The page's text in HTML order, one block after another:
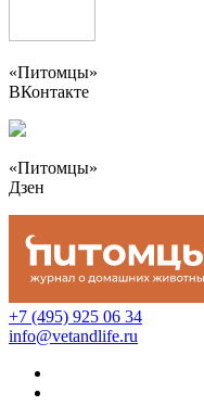
«Питомцы»
ВКонтакте
«Питомцы»
Дзен
+7 (495) 925 06 34
info@vetandlife.ru